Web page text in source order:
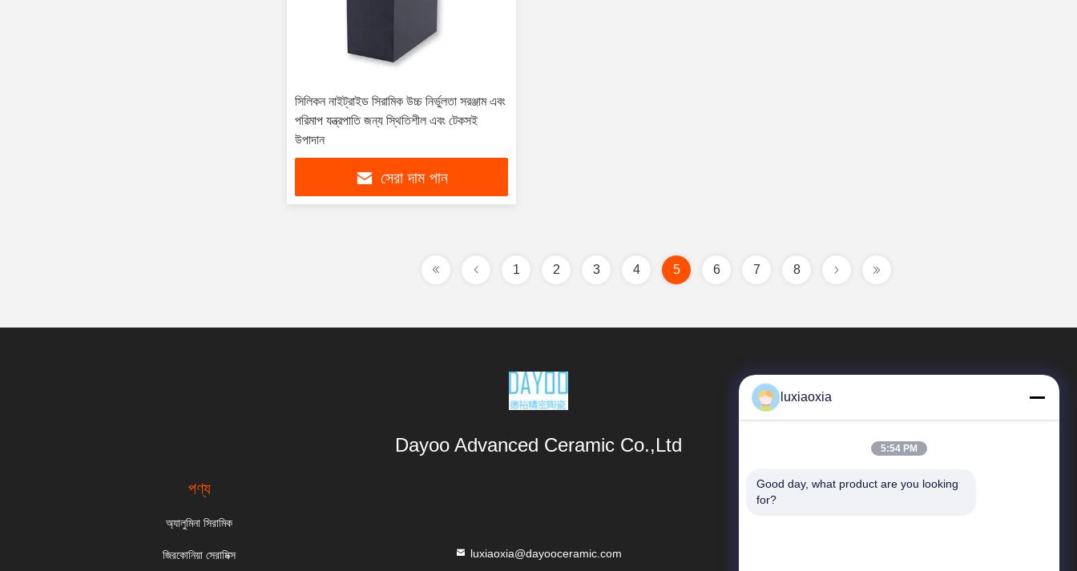
সিলিকন নাইট্রাইড সিরামিক উচ্চ নির্ভুলতা সরঞ্জাম এবং
পরিমাপ যন্ত্রপাতি জন্য স্থিতিশীল এবং টেকসই
উপাদান
সেরা দাম পান
1 2 3 4 5 6 7 8
Dayoo Advanced Ceramic Co.,Ltd
পণ্য
অ্যালুমিনা সিরামিক
জিরকোনিয়া সেরামিক্স luxiaoxia@dayooceramic.com
দ্রুত লিঙ্ক
luxiaoxia
5:54 PM
Good day, what product are you looking
for?